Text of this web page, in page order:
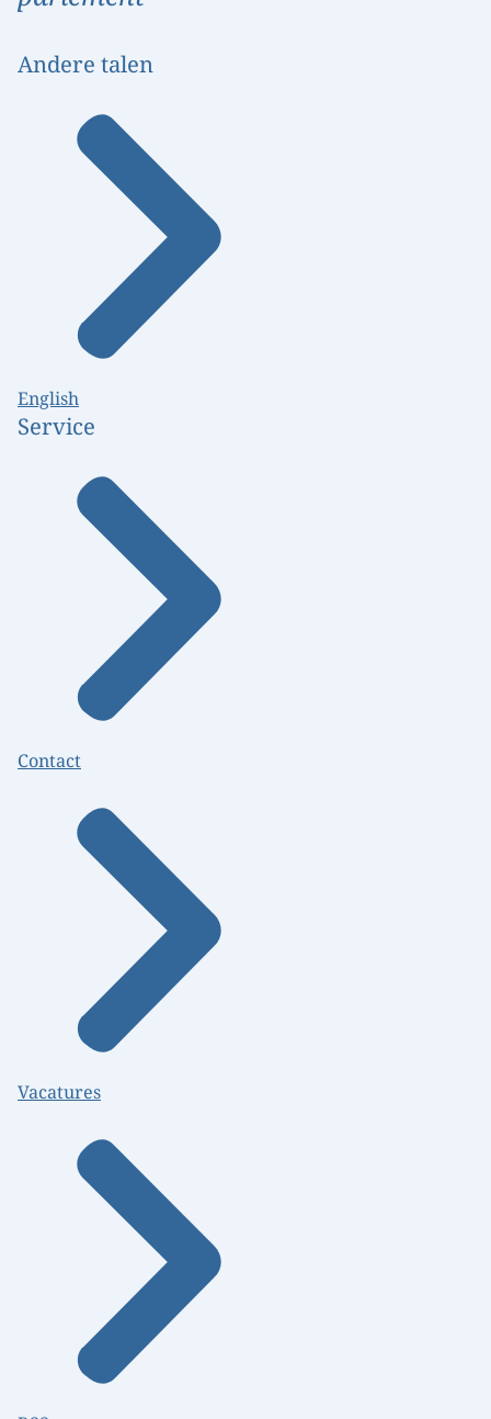
Andere talen
English
Service
Contact
Vacatures